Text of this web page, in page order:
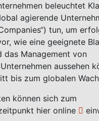
beleuchtet
agierende
tun, um
wie eine geeignete
das Management von
aussehen
bis zum globalen
können sich zum
hier online